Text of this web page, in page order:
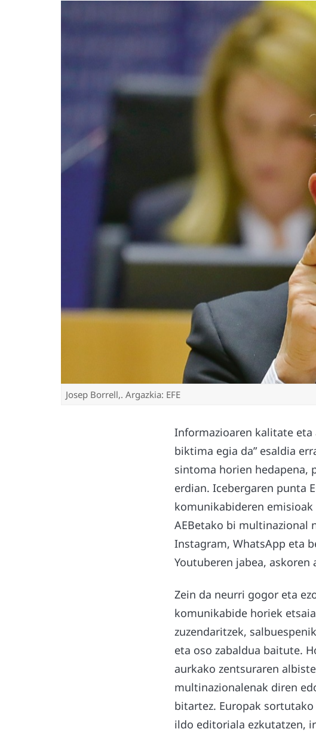
Josep Borrell,. Argazkia: EFE
Informazioaren kalitate eta
biktima egia da” esaldia
sintoma horien hedapena,
erdian. Icebergaren punta
komunikabideren emisioak
AEBetako bi multinazional
Instagram, WhatsApp eta
Youtuberen jabea, askoren
Zein da neurri gogor eta
komunikabide horiek
zuzendaritzek,
eta oso zabaldua baitute.
aurkako zentsuraren
multinazionalenak diren
bitartez. Europak
ildo editoriala ezkutatzen,